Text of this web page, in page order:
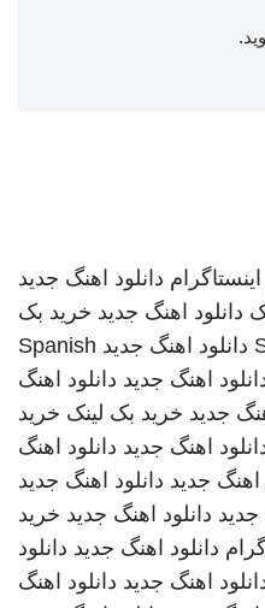
.
دانلود اهنگ جدید
دانلود اهنگ جدید خرید بک
دانلود اهنگ جدید Spanish
اهنگ جدید دانلود اهنگ
جدید خرید بک لینک خرید
اهنگ جدید دانلود اهنگ
اهنگ جدید دانلود اهنگ جدید
جدید دانلود اهنگ جدید خرید
دانلود اهنگ جدید دانلود
اهنگ جدید دانلود اهنگ